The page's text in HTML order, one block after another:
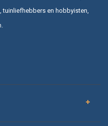
tuinliefhebbers en hobbyisten,